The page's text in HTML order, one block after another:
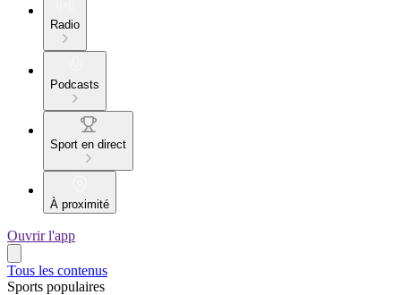
Radio
Podcasts
Sport en direct
À proximité
Ouvrir l'app
Tous les contenus
Sports populaires